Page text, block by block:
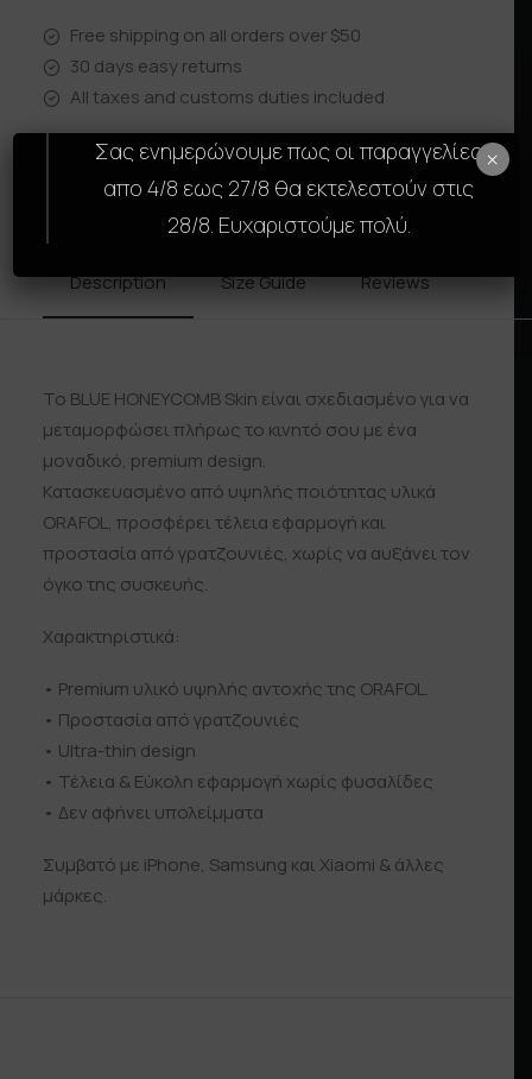
Free shipping on all orders over $50
30 days easy returns
All taxes and customs duties included
Description Size Guide Reviews
Το BLUE HONEYCOMB Skin είναι σχεδιασμένο για να
μεταμορφώσει πλήρως το κινητό σου με ένα
μοναδικό, premium design.
Κατασκευασμένο από υψηλής ποιότητας υλικά
ORAFOL, προσφέρει τέλεια εφαρμογή και
προστασία από γρατζουνιές, χωρίς να αυξάνει τον
όγκο της συσκευής.
Χαρακτηριστικά:
• Premium υλικό υψηλής αντοχής της ORAFOL.
• Προστασία από γρατζουνιές
• Ultra-thin design
• Τέλεια & Εύκολη εφαρμογή χωρίς φυσαλίδες
• Δεν αφήνει υπολείμματα
Συμβατό με iPhone, Samsung και Xiaomi & άλλες
μάρκες.
Σας ενημερώνουμε πως οι παραγγελίες
απο 4/8 εως 27/8 θα εκτελεστούν στις
28/8. Ευχαριστούμε πολύ.
×